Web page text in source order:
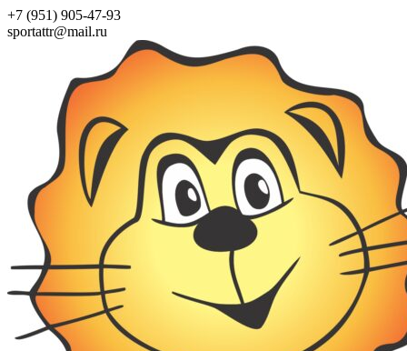
+7 (951) 905-47-93
sportattr@mail.ru